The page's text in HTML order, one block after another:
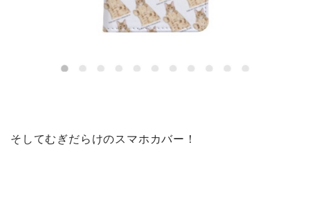
そしてむぎだらけのスマホカバー！